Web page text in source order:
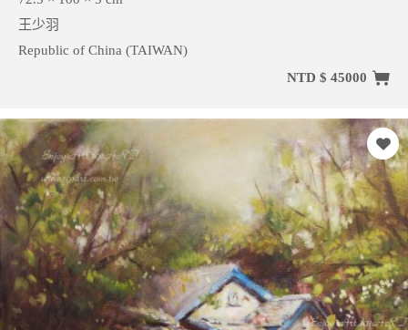
王少羽
Republic of China (TAIWAN)
NTD $ 45000